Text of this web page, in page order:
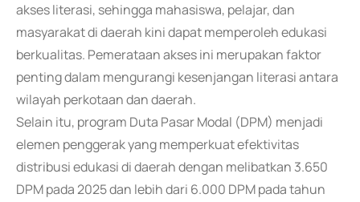
akses literasi, sehingga mahasiswa, pelajar, dan
masyarakat di daerah kini dapat memperoleh edukasi
berkualitas. Pemerataan akses ini merupakan faktor
penting dalam mengurangi kesenjangan literasi antara
wilayah perkotaan dan daerah.
Selain itu, program Duta Pasar Modal (DPM) menjadi
elemen penggerak yang memperkuat efektivitas
distribusi edukasi di daerah dengan melibatkan 3.650
DPM pada 2025 dan lebih dari 6.000 DPM pada tahun